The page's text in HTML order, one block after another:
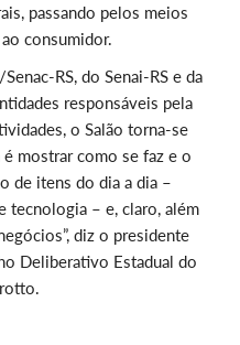
passando pelos meios
consumidor.
RS, do Senai-RS e da
responsáveis pela
o Salão torna-se
mostrar como se faz e o
de itens do dia a dia –
tecnologia – e, claro, além
diz o presidente
Deliberativo Estadual do